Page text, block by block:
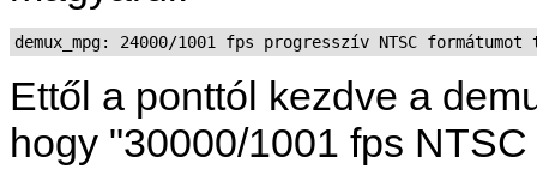
Ettől a ponttól kezdve a
hogy "30000/1001 fps